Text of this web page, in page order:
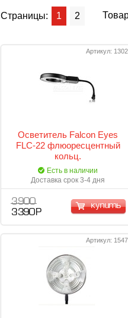
Страницы: 1 2
Артикул:
Осветитель Falcon Eyes
FLC-22 флюоресцентный
кольц.
Есть в наличии
Доставка срок 3-4 дня
3 900
3 390 Р
купить
Артикул: